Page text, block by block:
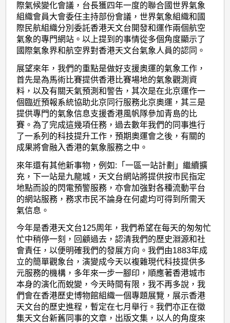
際氣候變化會議，台長獲四年一度的聯合國世界氣象
組織會員大會委任主持部份會議，世界氣象組織和國
際民航組織分別委託香港天文台開發和運作兩個航空
氣象的專門網站。以上提到的事情從多個角度顯示了
國際氣象界和航空界對香港天文台氣象人員的認同。
展望來年，我們的重點是做好支援奧運的氣象工作，
首先是為馬術比賽提供香港比賽場地的氣象觀測資
料，以及有關天氣預測和警告，其次是在北京運作一
個臨近預報系統協助北京同行服務北京奧運，其三是
提供專門的氣象信息支援香港風帆隊參加青島的比
賽。為了完成這幾項任務，過去數年我們的同事進行
了一系列的科技提升工作，預期奧運會之後，有關的
成果將會融入香港的氣象服務之中。
來年還有其他新事物，例如:「一區一站計劃」繼續擴
充，下一站是九龍城，天文台網站將提供按市民指定
地點而設的閃電預警服務，亦會加強對各種流動平台
的網站服務，務求市民不論身在何處均可得到所需天
氣信息。
今年是香港天文台125周年，我們希望在每天的匆匆忙
忙中稍停一刻，回顧過去，認清我們的歷史淵源和社
會責任，以便明確我們的發展方向。我們由1883年成
立的簡單觀象台，演變成今天以複雜現代科技提供多
元服務的機構，多年來一步一腳印，順應著香港城市
本身的演化而蛻變，今天時間有限，我不再多說，我
們會在香港歷史博物館組織一個專題展覽，展示香港
天文台的歷史進程，暫定在七月舉行。我們亦正在徵
集天文台新舊同事的文章，出版文集，以人的角度來